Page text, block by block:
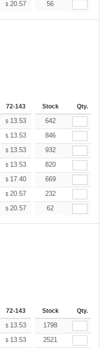
$ 20.57 20.21
56
72-143 144-287 288 + More
Stock Qty.
$ 13.53 13.29
642
$ 13.53 13.29
846
$ 13.53 13.29
932
$ 13.53 13.29
820
$ 17.40 17.10
669
$ 20.57 20.21
232
$ 20.57 20.21
62
72-143 144-287 288 + More
Stock Qty.
$ 13.53 13.29
1798
$ 13.53 13.29
2521